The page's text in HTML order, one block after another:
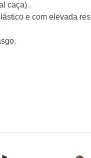
caça) .
e com elevada